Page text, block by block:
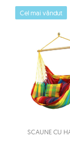
Cel mai vândut
SCAUNE CU